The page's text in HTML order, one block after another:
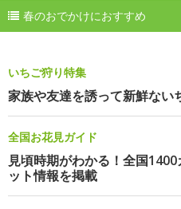
春のおでかけにおすすめ
いちご狩り特集
家族や友達を誘って新鮮ない
全国お花見ガイド
見頃時期がわかる！全国
ット情報を掲載